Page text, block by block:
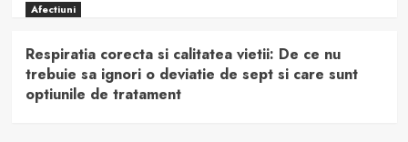
Afectiuni
Respiratia corecta si calitatea vietii: De ce nu
trebuie sa ignori o deviatie de sept si care sunt
optiunile de tratament